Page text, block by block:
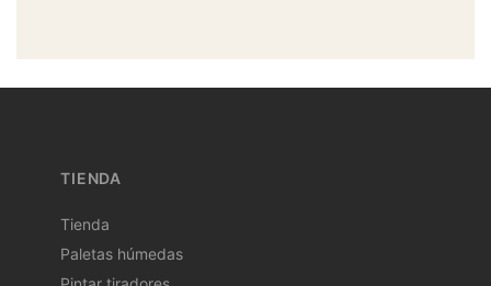
TIENDA
Tienda
Paletas húmedas